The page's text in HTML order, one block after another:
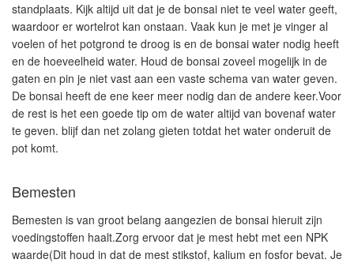
standplaats. Kijk altijd uit dat je de bonsai niet te veel water geeft,
waardoor er wortelrot kan onstaan. Vaak kun je met je vinger al
voelen of het potgrond te droog is en de bonsai water nodig heeft
en de hoeveelheid water. Houd de bonsai zoveel mogelijk in de
gaten en pin je niet vast aan een vaste schema van water geven.
De bonsai heeft de ene keer meer nodig dan de andere keer.Voor
de rest is het een goede tip om de water altijd van bovenaf water
te geven. blijf dan net zolang gieten totdat het water onderuit de
pot komt.
Bemesten
Bemesten is van groot belang aangezien de bonsai hieruit zijn
voedingstoffen haalt.Zorg ervoor dat je mest hebt met een NPK
waarde(Dit houd in dat de mest stikstof, kalium en fosfor bevat. Je